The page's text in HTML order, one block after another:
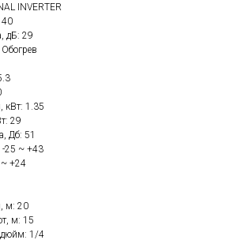
INVERTER
40
дБ: 29
кВт: 1.35
29
Дб: 51
-25 ~ +43
~ +24
м: 20
м: 15
дюйм: 1/4